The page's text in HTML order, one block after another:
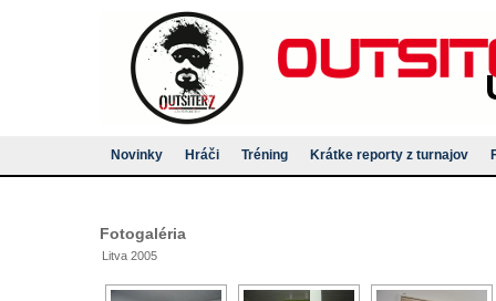
Novinky Hráči Tréning Krátke reporty z turnajov
Fotogaléria
Litva 2005